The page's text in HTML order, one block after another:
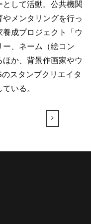
して活動。公共機関
メンタリングを行っ
成プロジェクト「ウ
ー、ネーム（絵コン
か、背景作画家やウ
スタンプクリエイタ
いる。
→